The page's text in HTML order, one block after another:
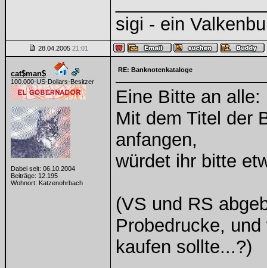
sigi - ein
28.04.2005 21:01
cat$man$
100.000-US-Dollars-Besitzer
Dabei seit: 06.10.2004
Beiträge: 12.195
Wohnort: Katzenohrbach
RE: Banknotenkataloge
Eine Bitte an alle:
Mit dem Titel der
anfangen,
würdet ihr bitte
(VS und RS
Probedrucke,
kaufen sollte...?)